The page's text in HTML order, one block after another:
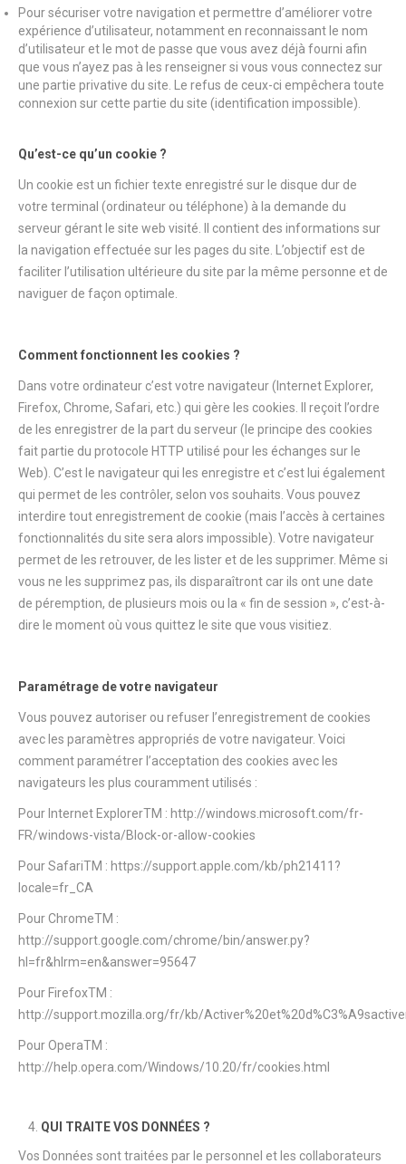
Pour sécuriser votre navigation et permettre d’améliorer votre
expérience d’utilisateur, notamment en reconnaissant le nom
d’utilisateur et le mot de passe que vous avez déjà fourni afin
que vous n’ayez pas à les renseigner si vous vous connectez sur
une partie privative du site. Le refus de ceux-ci empêchera toute
connexion sur cette partie du site (identification impossible).
Qu’est-ce qu’un cookie ?
Un cookie est un fichier texte enregistré sur le disque dur de
votre terminal (ordinateur ou téléphone) à la demande du
serveur gérant le site web visité. Il contient des informations sur
la navigation effectuée sur les pages du site. L’objectif est de
faciliter l’utilisation ultérieure du site par la même personne et de
naviguer de façon optimale.
Comment fonctionnent les cookies ?
Dans votre ordinateur c’est votre navigateur (Internet Explorer,
Firefox, Chrome, Safari, etc.) qui gère les cookies. Il reçoit l’ordre
de les enregistrer de la part du serveur (le principe des cookies
fait partie du protocole HTTP utilisé pour les échanges sur le
Web). C’est le navigateur qui les enregistre et c’est lui également
qui permet de les contrôler, selon vos souhaits. Vous pouvez
interdire tout enregistrement de cookie (mais l’accès à certaines
fonctionnalités du site sera alors impossible). Votre navigateur
permet de les retrouver, de les lister et de les supprimer. Même si
vous ne les supprimez pas, ils disparaîtront car ils ont une date
de péremption, de plusieurs mois ou la « fin de session », c’est-à-
dire le moment où vous quittez le site que vous visitiez.
Paramétrage de votre navigateur
Vous pouvez autoriser ou refuser l’enregistrement de cookies
avec les paramètres appropriés de votre navigateur. Voici
comment paramétrer l’acceptation des cookies avec les
navigateurs les plus couramment utilisés :
Pour Internet ExplorerTM : http://windows.microsoft.com/fr-
FR/windows-vista/Block-or-allow-cookies
Pour SafariTM : https://support.apple.com/kb/ph21411?
locale=fr_CA
Pour ChromeTM :
http://support.google.com/chrome/bin/answer.py?
hl=fr&hlrm=en&answer=95647
Pour FirefoxTM :
http://support.mozilla.org/fr/kb/
Pour OperaTM :
http://help.opera.com/Windows/10.20/fr/cookies.html
QUI TRAITE VOS DONNÉES ?
Vos Données sont traitées par le personnel et les collaborateurs